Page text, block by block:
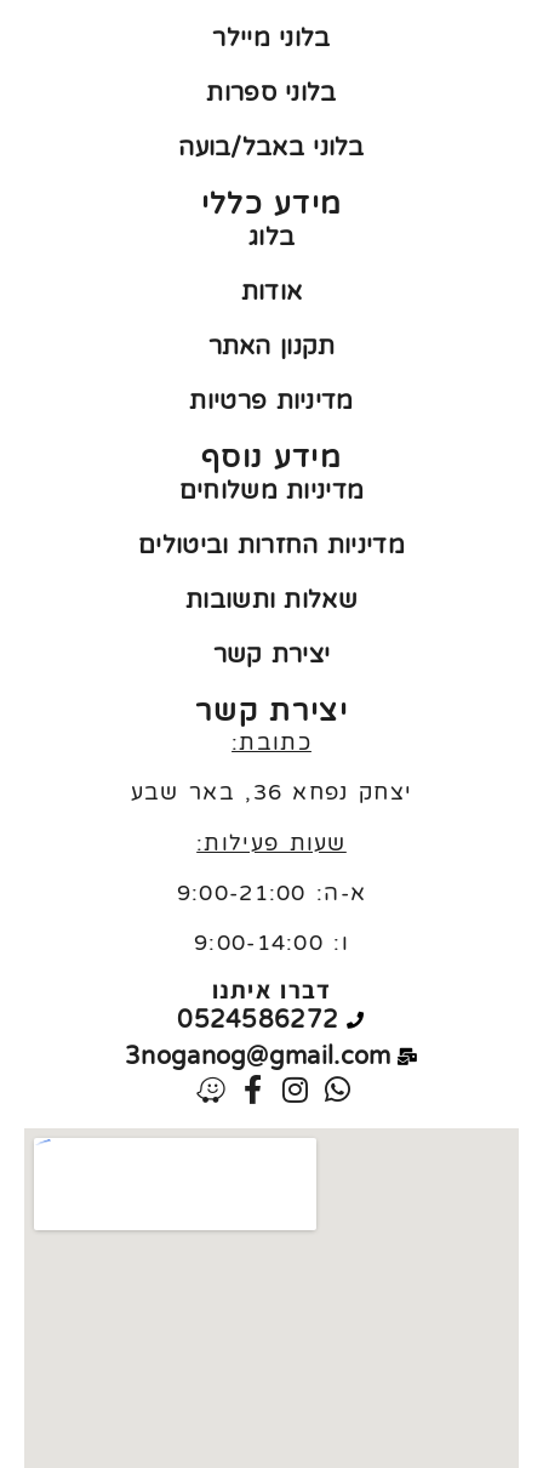
בלוני מיילר
בלוני ספרות
בלוני באבל/בועה
מידע כללי
בלוג
אודות
תקנון האתר
מדיניות פרטיות
מידע נוסף
מדיניות משלוחים
מדיניות החזרות וביטולים
שאלות ותשובות
יצירת קשר
יצירת קשר
כתובת:
יצחק נפחא 36, באר שבע
שעות פעילות:
א-ה: 9:00-21:00
ו: 9:00-14:00
דברו איתנו
0524586272
3noganog@gmail.com